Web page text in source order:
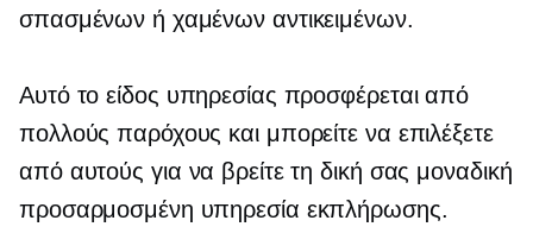
σπασμένων ή χαμένων αντικειμένων.
Αυτό το είδος υπηρεσίας προσφέρεται από
πολλούς παρόχους και μπορείτε να επιλέξετε
από αυτούς για να βρείτε τη δική σας μοναδική
προσαρμοσμένη υπηρεσία εκπλήρωσης.